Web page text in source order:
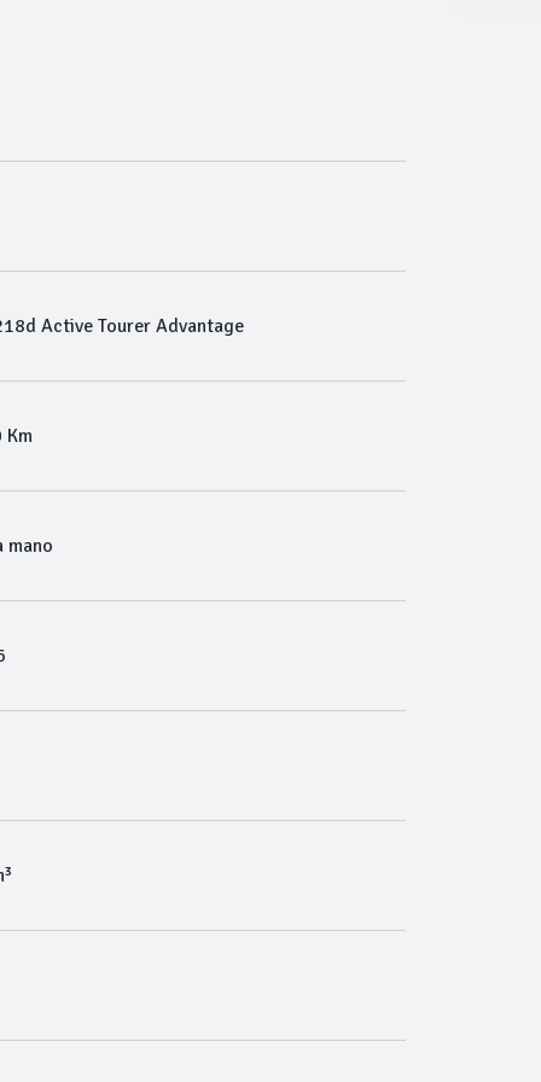
Active Tourer Advantage
Km
mano